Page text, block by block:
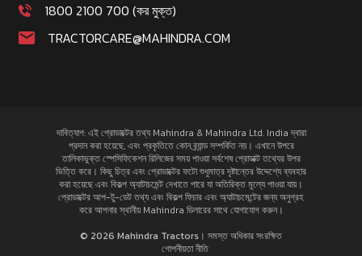
1800 2100 700 (কর মুক্ত)
TRACTORCARE@MAHINDRA.COM
দাবিত্যাগ: এই প্রোডাক্টের তথ্য Mahindra & Mahindra Ltd. India দ্বারা
প্রদান করা হয়েছে, এবং প্রকৃতিতে কোন ব্র্যান্ড সম্পর্কিত নয়। এখানে উপরে
তালিকাভুক্ত স্পেসিফিকেশন রিলিজের সময় পাওয়া সর্বশেষ প্রোডাক্ট তথ্যের উপর
ভিত্তি করে। কিছু চিত্র এবং প্রোডাক্টের ফটো শুধুমাত্র দৃষ্টান্তের উদ্দেশ্যে ব্যবহার
করা হয়েছে এবং বিকল্প অ্যাটাচমেন্ট দেখাতে পারে যা অতিরিক্ত মূল্যে পাওয়া যায়।
প্রোডাক্টের আপ-টু-ডেট তথ্য এবং বিকল্প ফিচার এবং অ্যাটাচমেন্টের জন্য অনুগ্রহ
করে আপনার স্থানীয় Mahindra ডিলারের সাথে যোগাযোগ করুন।
© 2026 Mahindra Tractors। সমস্ত অধিকার সংরক্ষিত
গোপনীয়তা নীতি